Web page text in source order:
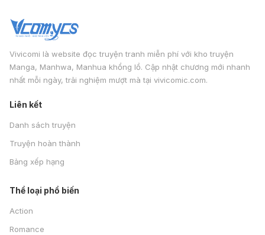
Vivicomi là website đọc truyện tranh miễn phí với kho truyện
Manga, Manhwa, Manhua khổng lồ. Cập nhật chương mới nhanh
nhất mỗi ngày, trải nghiệm mượt mà tại vivicomic.com.
Liên kết
Danh sách truyện
Truyện hoàn thành
Bảng xếp hạng
Thể loại phổ biến
Action
Romance